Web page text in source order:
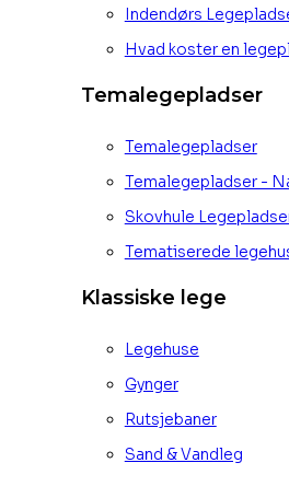
Indendørs
Hvad koster en
Temalegepladser
Temalegepladser
Temalegepladser -
Skovhule
Tematiserede
Klassiske lege
Legehuse
Gynger
Rutsjebaner
Sand & Vandleg